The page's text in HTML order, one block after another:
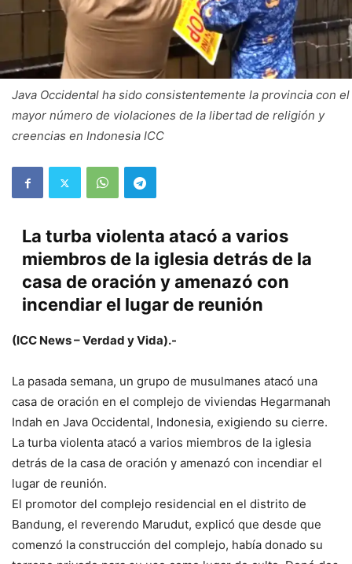
Java Occidental ha sido consistentemente la provincia con el
mayor número de violaciones de la libertad de religión y
creencias en Indonesia ICC
La turba violenta atacó a varios
miembros de la iglesia detrás de la
casa de oración y amenazó con
incendiar el lugar de reunión
(ICC News – Verdad y Vida).-
La pasada semana, un grupo de musulmanes atacó una
casa de oración en el complejo de viviendas Hegarmanah
Indah en Java Occidental, Indonesia, exigiendo su cierre.
La turba violenta atacó a varios miembros de la iglesia
detrás de la casa de oración y amenazó con incendiar el
lugar de reunión.
El promotor del complejo residencial en el distrito de
Bandung, el reverendo Marudut, explicó que desde que
comenzó la construcción del complejo, había donado su